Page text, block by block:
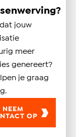
jouw
meer
genereert?
je graag
NEEM
OP